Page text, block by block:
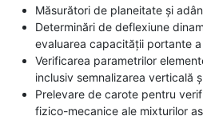
Măsurători de planeitate și
Determinări de deflexiune
evaluarea capacității portante
Verificarea parametrilor
inclusiv semnalizarea verticală
Prelevare de carote pentru
fizico-mecanice ale mixturilor